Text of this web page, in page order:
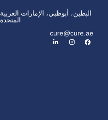
البطين، أبوظبي، الإمارات العربية
المتحدة
cure@cure.ae
ف
ي
ا
ن
ل
ي